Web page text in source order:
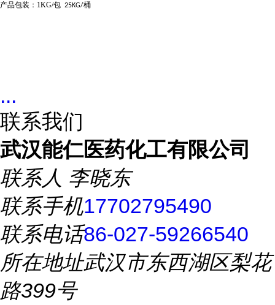
产品包装： 1KG/包 25KG/桶
...
联系我们
武汉能仁医药化工有限公司
联系人 李晓东
联系手机17702795490
联系电话86-027-59266540
所在地址武汉市东西湖区梨花
路399号